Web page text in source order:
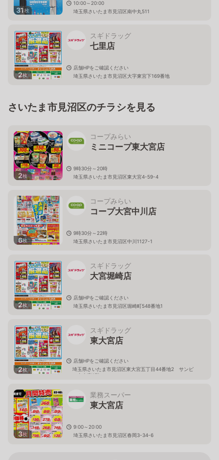
31枚
10:00～20:00
埼玉県さいたま市見沼区南中丸511
2枚
スギドラッグ
七里店
店舗HPをご確認ください
埼玉県さいたま市見沼区大字東宮下169番地
さいたま市見沼区のチラシを見る
2枚
コープみらい
ミニコープ東大宮店
9時30分～20時
埼玉県さいたま市見沼区東大宮4-59-4
6枚
コープみらい
コープ大宮中川店
9時30分～22時
埼玉県さいたま市見沼区中川1127-1
2枚
スギドラッグ
大宮堀崎店
店舗HPをご確認ください
埼玉県さいたま市見沼区堀崎町548番地1
2枚
スギドラッグ
東大宮店
店舗HPをご確認ください
埼玉県さいたま市見沼区東大宮五丁目44番地2 サンピ
ア東大宮2階
3枚
業務スーパー
東大宮店
9:00～20:00
埼玉県さいたま市見沼区春岡3-34-6